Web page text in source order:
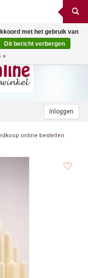
Inloggen
online bestellen
met het gebruik van
Dit bericht verbergen
»